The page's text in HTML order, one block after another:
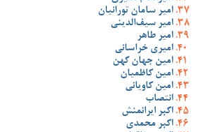
امیر سامان تورانیان
امیر سیف‌الدینی
امیر طاهر
امیری خراسانی
امین جهان کهن
امین کاظمیان
امین کاویانی
انتصاب
اکبر ایرانمنش
اکبر محمدی